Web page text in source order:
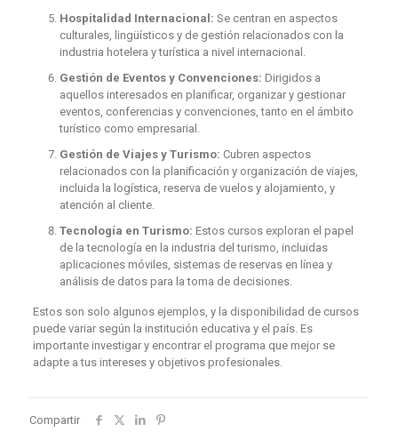
Hospitalidad Internacional: Se centran en aspectos
culturales, lingüísticos y de gestión relacionados con la
industria hotelera y turística a nivel internacional.
Gestión de Eventos y Convenciones: Dirigidos a
aquellos interesados en planificar, organizar y gestionar
eventos, conferencias y convenciones, tanto en el ámbito
turístico como empresarial.
Gestión de Viajes y Turismo: Cubren aspectos
relacionados con la planificación y organización de viajes,
incluida la logística, reserva de vuelos y alojamiento, y
atención al cliente.
Tecnología en Turismo: Estos cursos exploran el papel
de la tecnología en la industria del turismo, incluidas
aplicaciones móviles, sistemas de reservas en línea y
análisis de datos para la toma de decisiones.
Estos son solo algunos ejemplos, y la disponibilidad de cursos
puede variar según la institución educativa y el país. Es
importante investigar y encontrar el programa que mejor se
adapte a tus intereses y objetivos profesionales.
Compartir